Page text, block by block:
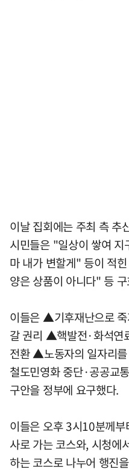
이날 집회에는 주최 측 추
시민들은 "일상이 쌓여
마 내가 변할게" 등이 적
양은 상품이 아니다" 등
이들은 ▲기후재난으로
갈 권리 ▲핵발전·화석연
전환 ▲노동자의 일자리
철도민영화 중단·공공교
구안을 정부에 요구했다.
이들은 오후 3시10분께
사로 가는 코스와, 시청에
하는 코스로 나누어 행진